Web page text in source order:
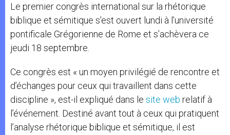
Le premier congrès international sur la rhétorique
biblique et sémitique s’est ouvert lundi à l’université
pontificale Grégorienne de Rome et s’achèvera ce
jeudi 18 septembre.
Ce congrès est « un moyen privilégié de rencontre et
d’échanges pour ceux qui travaillent dans cette
discipline », est-il expliqué dans le site web relatif à
l’événement. Destiné avant tout à ceux qui pratiquent
l’analyse rhétorique biblique et sémitique, il est